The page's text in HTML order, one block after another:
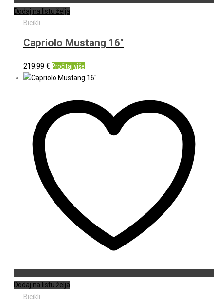
Dodaj na listu želja
Bicikli
Capriolo Mustang 16″
219.99 € Pročitaj više
Dodaj na listu želja
Bicikli